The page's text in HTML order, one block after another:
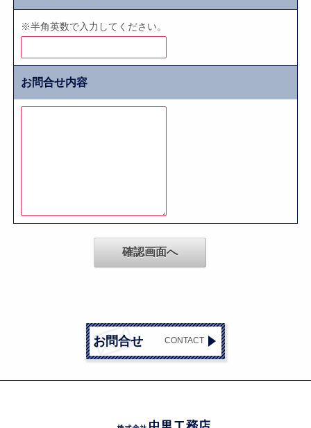
※半角英数で入力してください。
お問合せ内容
お問合せ CONTACT